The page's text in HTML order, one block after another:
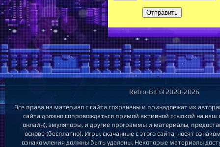
Отправить
Retro-Bit © 2020-2026
Все права на материал с сайта сохранены и принадлежат их
сайта должно сопровождаться прямой активной ссылкой на наш
онлайн), эмуляторы, и другие программы и материалы,
основе (бесплатно). Игры, скачанные с этого сайта, носят
ознакомления должны быть удалены. Некоторые материалы